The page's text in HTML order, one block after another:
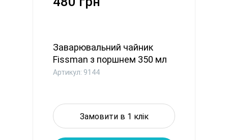
Заварювальний чайник
Fissman з поршнем 350 мл
скля...
Артикул: 9144
Замовити в 1 клік